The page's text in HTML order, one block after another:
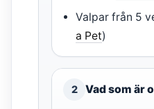
Valpar från 5
a Pet)
2 Vad som är